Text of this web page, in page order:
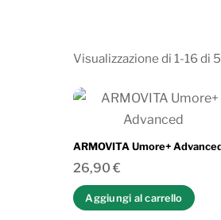
Visualizzazione di 1-16 di
ARMOVITA Umore+
26,90 €
Aggiungi al carrello